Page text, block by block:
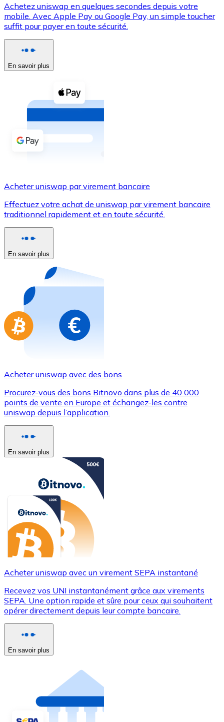
XRP
XRP
Voir toutes
Coupons crypto
Achetez des cryptomonnaies en espèces et d'autres
Acheter avec espèces
Virement SEPA
Utilisez les cartes Visa et Mastercard pour acheter
Acheter avec carte
Nouveau
Achetez des cartes-cadeaux de vos marques
Aller à la boutique de cartes-cadeaux
Achetez uniswap en quelques secondes depuis votre
mobile. Avec Apple Pay ou Google Pay, un simple toucher
suffit pour payer en toute sécurité.
En savoir plus
Acheter uniswap par virement bancaire
Effectuez votre achat de uniswap par virement bancaire
traditionnel rapidement et en toute sécurité.
En savoir plus
Acheter uniswap avec des bons
Procurez-vous des bons Bitnovo dans plus de 40 000
points de vente en Europe et échangez-les contre
uniswap depuis l’application.
En savoir plus
Acheter uniswap avec un virement SEPA instantané
Recevez vos UNI instantanément grâce aux virements
SEPA. Une option rapide et sûre pour ceux qui souhaitent
opérer directement depuis leur compte bancaire.
En savoir plus